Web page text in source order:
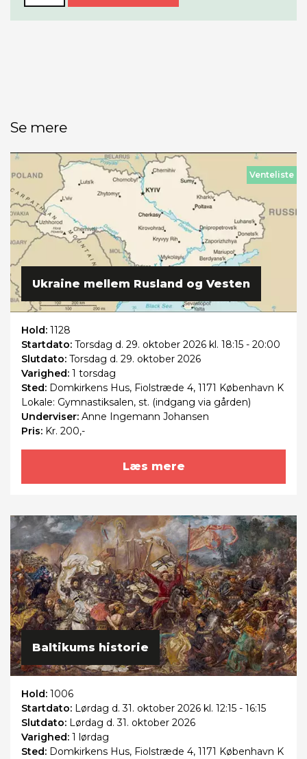
Se mere
Ukraine mellem Rusland og Vesten
Venteliste
Hold: 1128
Startdato: Torsdag d. 29. oktober 2026 kl. 18:15 - 20:00
Slutdato: Torsdag d. 29. oktober 2026
Varighed: 1 torsdag
Sted: Domkirkens Hus, Fiolstræde 4, 1171 København K
Lokale: Gymnastiksalen, st. (indgang via gården)
Underviser: Anne Ingemann Johansen
Pris: Kr. 200,-
Læs mere
Baltikums historie
Hold: 1006
Startdato: Lørdag d. 31. oktober 2026 kl. 12:15 - 16:15
Slutdato: Lørdag d. 31. oktober 2026
Varighed: 1 lørdag
Sted: Domkirkens Hus, Fiolstræde 4, 1171 København K